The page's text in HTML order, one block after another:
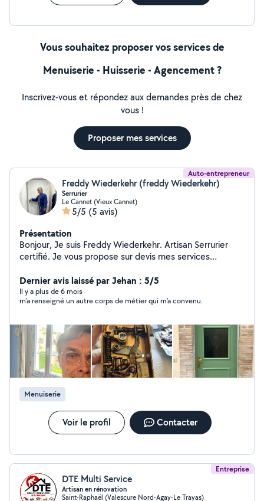
Vous souhaitez proposer vos services de
Menuiserie - Huisserie - Agencement ?
Inscrivez-vous et répondez aux demandes près de chez
vous !
Proposer mes services
Auto-entrepreneur
Freddy Wiederkehr (freddy Wiederkehr)
Serrurier
Le Cannet (Vieux Cannet)
5/5 (5 avis)
Présentation
Bonjour, Je suis Freddy Wiederkehr. Artisan Serrurier
certifié. Je vous propose sur devis mes services
connectée, pour sécuriser et contrôler votre porte
d'entrée. - Porte blindée. - Menuiseries, Aluminium ,
PVC, Bois. - Volets roulants, Volets battants. - Stores.
Dernier avis laissé par Jehan : 5/5
Il y a plus de 6 mois
m'a renseigné un autre corps de métier qui m'a convenu.
Menuiserie
Voir le profil Contacter
Entreprise
DTE Multi Service
Artisan en rénovation
Saint-Raphaël (Valescure Nord-Agay-Le Trayas)